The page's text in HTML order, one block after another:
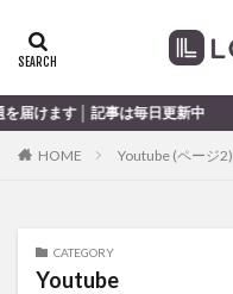
毎日更新中
HOME Youtube (ページ2)
CATEGORY
Youtube
ディナー
haishin